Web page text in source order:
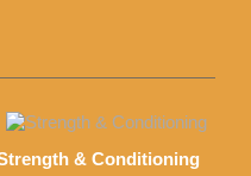
& Conditioning